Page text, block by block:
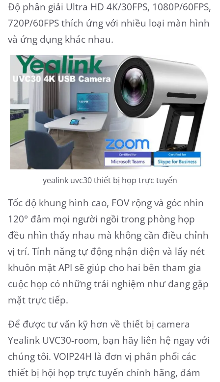
Độ phân giải Ultra HD 4K/30FPS, 1080P/60FPS,
720P/60FPS thích ứng với nhiều loại màn hình
và ứng dụng khác nhau.
yealink uvc30 thiết bị họp trực tuyến
Tốc độ khung hình cao, FOV rộng và góc nhìn
120° đảm mọi người ngồi trong phòng họp
đều nhìn thấy nhau mà không cần điều chỉnh
vị trí. Tính năng tự động nhận diện và lấy nét
khuôn mặt API sẽ giúp cho hai bên tham gia
cuộc họp có những trải nghiệm như đang gặp
mặt trực tiếp.
Để được tư vấn kỹ hơn về thiết bị camera
Yealink UVC30-room, bạn hãy liên hệ ngay với
chúng tôi. VOIP24H là đơn vị phân phối các
thiết bị hội họp trực tuyến chính hãng, đảm